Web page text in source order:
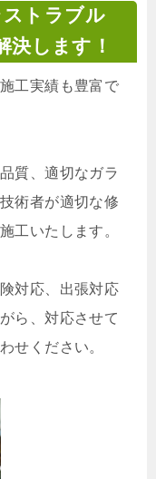
トラブル
決します！
工実績も豊富で
質、適切なガラ
術者が適切な修
工いたします。
対応、出張対応
ら、対応させて
せください。